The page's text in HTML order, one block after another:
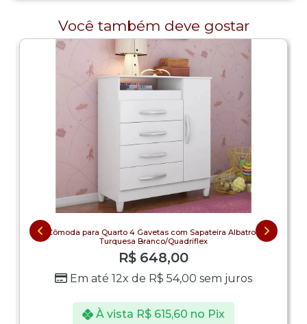
Você também deve gostar
Cômoda para Quarto 4 Gavetas com Sapateira Albatroz
Turquesa Branco/Quadriflex
R$ 648,00
Em até 12x de R$ 54,00 sem juros
À vista R$ 615,60 no Pix